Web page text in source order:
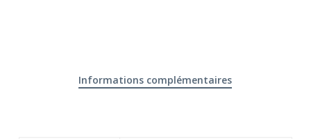
Informations complémentaires